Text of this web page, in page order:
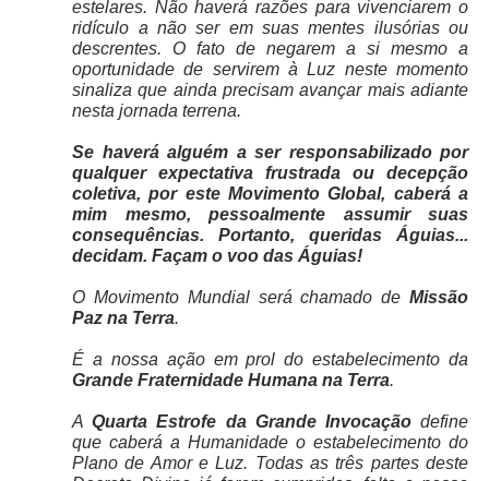
estelares. Não haverá razões para vivenciarem o
ridículo a não ser em suas mentes ilusórias ou
descrentes. O fato de negarem a si mesmo a
oportunidade de servirem à Luz neste momento
sinaliza que ainda precisam avançar mais adiante
nesta jornada terrena.
Se haverá alguém a ser responsabilizado por
qualquer expectativa frustrada ou decepção
coletiva, por este Movimento Global, caberá a
mim mesmo, pessoalmente assumir suas
consequências. Portanto, queridas Águias...
decidam. Façam o voo das Águias!
O Movimento Mundial será chamado deMissão
Paz na Terra.
É a nossa ação em prol do estabelecimento da
Grande Fraternidade Humana na Terra.
AQuarta Estrofe da Grande Invocaçãodefine
que caberá a Humanidade o estabelecimento do
Plano de Amor e Luz. Todas as três partes deste